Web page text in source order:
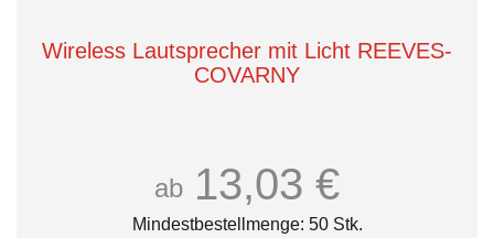
Wireless Lautsprecher mit Licht REEVES-
COVARNY
ab 13,03 €
Mindestbestellmenge: 50 Stk.